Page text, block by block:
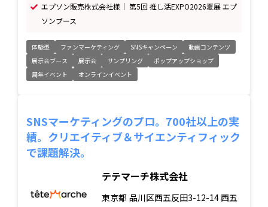
エプソン販売株式会社様｜ 第5回 推し活EXPO2026夏展 エプ
ソンブース
体験型 ファンマーケティング SNSキャンペーン
動画コンテンツ
展示会ブース
展示会 サンプリング
ポップアップショップ
周年イベント
オンラインイベント
SNSマーケティングのプロ。700社以上の実
績。クリエイティブ＆サイエンティフィック
で課題解決。
テテマーチ株式会社
東京都 品川区西五反田3-12-14 西五